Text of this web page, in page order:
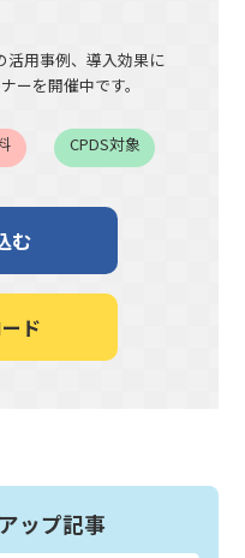
活用事例、導入効果に
ーを開催中です。
CPDS対象
む
ド
ップ記事